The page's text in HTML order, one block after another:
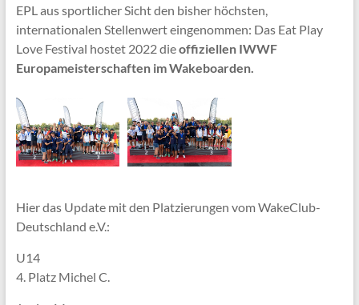
EPL aus sportlicher Sicht den bisher höchsten,
internationalen Stellenwert eingenommen: Das Eat Play
Love Festival hostet 2022 dieoffiziellen IWWF
Europameisterschaften im Wakeboarden.
Hier das Update mit den Platzierungen vom WakeClub-
Deutschland e.V.:
U14
4. Platz Michel C.